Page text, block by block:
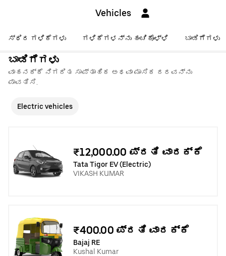
Vehicles
ಸ್ಥಿರ ಗಳಿಕೆಗಳು ಗಳಿಕೆಗಳನ್ನು ಹಂಚಿಕೊಳ್ಳಿ ಬಾಡಿಗೆಗಳು
ಬಾಡಿಗೆಗಳು
ವಾಹನಕ್ಕೆ ನಿಗದಿತ ಸಾಪ್ತಾಹಿಕ ಅಥವಾ ಮಾಸಿಕ ದರವನ್ನು
ಪಾವತಿಸಿ.
Electric vehicles
₹12,000.00 ಪ್ರತಿ ವಾರಕ್ಕೆ
Tata Tigor EV (Electric)
VIKASH KUMAR
₹400.00 ಪ್ರತಿ ವಾರಕ್ಕೆ
Bajaj RE
Kushal Kumar